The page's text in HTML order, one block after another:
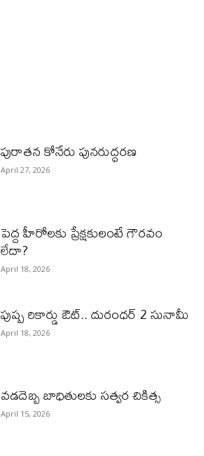
పురాత‌న కోనేరు పున‌రుద్ధ‌ర‌ణ
April 27, 2026
పెద్ద హీరోల‌కు ప్రేక్ష‌కులంటే గౌర‌వం
లేదా?
April 18, 2026
పుష్ప రికార్డు ఔట్‌.. దురంధ‌ర్ 2 సునామీ
April 18, 2026
వడదెబ్బ బాధితులకు సత్వర చికిత్స
April 15, 2026